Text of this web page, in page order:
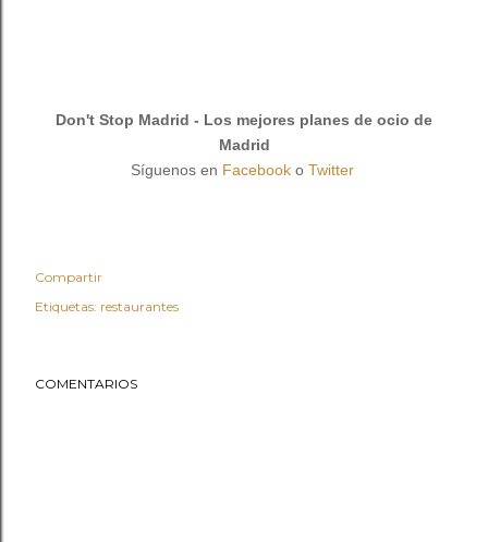
Don't Stop Madrid - Los mejores planes de ocio de
Madrid
Síguenos en Facebooko Twitter
Compartir
Etiquetas: restaurantes
COMENTARIOS